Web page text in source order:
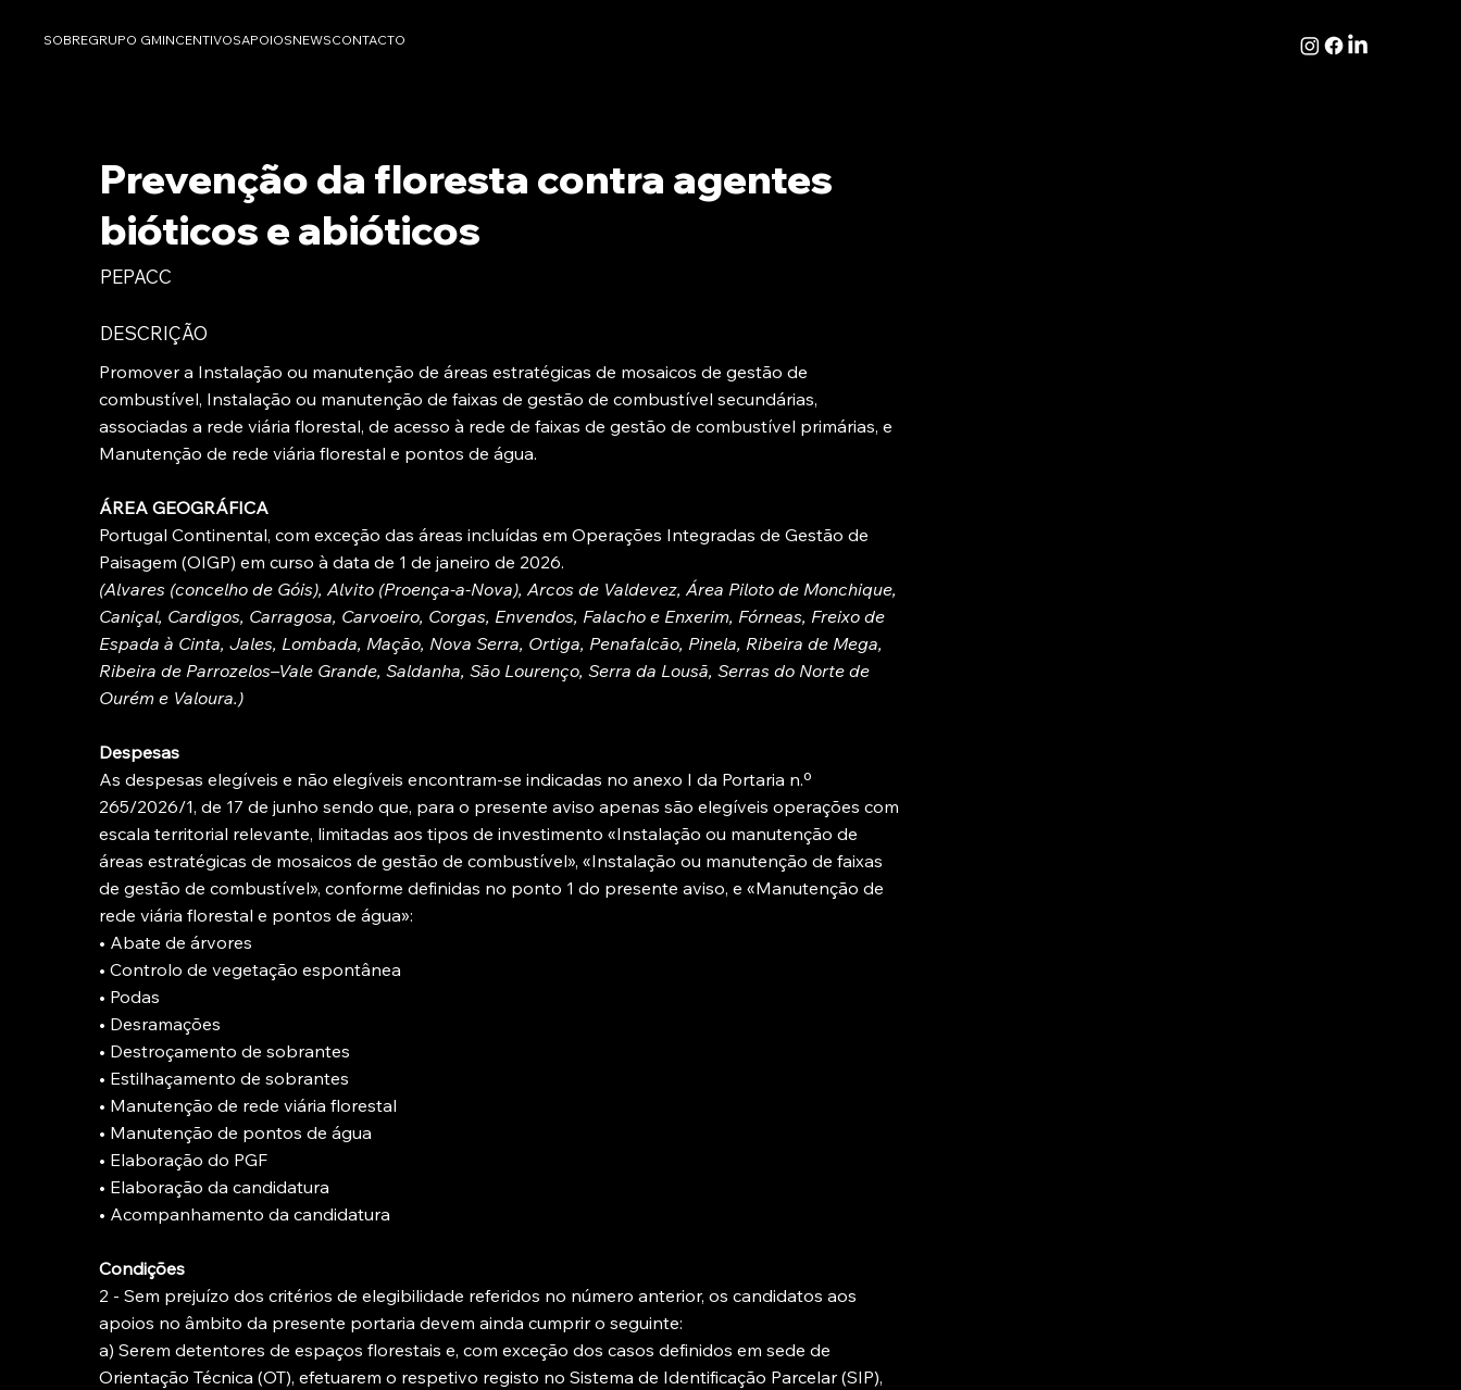
SOBREGRUPO GMINCENTIVOSAPOIOSNEWSCONTACTO
Prevenção da floresta contra agentes
bióticos e abióticos
PEPACC
DESCRIÇÃO
Promover a Instalação ou manutenção de áreas estratégicas de mosaicos de gestão de
combustível, Instalação ou manutenção de faixas de gestão de combustível secundárias,
associadas a rede viária florestal, de acesso à rede de faixas de gestão de combustível primárias, e
Manutenção de rede viária florestal e pontos de água.
ÁREA GEOGRÁFICA
Portugal Continental, com exceção das áreas incluídas em Operações Integradas de Gestão de
Paisagem (OIGP) em curso à data de 1 de janeiro de 2026.
(Alvares (concelho de Góis), Alvito (Proença-a-Nova), Arcos de Valdevez, Área Piloto de Monchique,
Caniçal, Cardigos, Carragosa, Carvoeiro, Corgas, Envendos, Falacho e Enxerim, Fórneas, Freixo de
Espada à Cinta, Jales, Lombada, Mação, Nova Serra, Ortiga, Penafalcão, Pinela, Ribeira de Mega,
Ribeira de Parrozelos–Vale Grande, Saldanha, São Lourenço, Serra da Lousã, Serras do Norte de
Ourém e Valoura.)
Despesas
As despesas elegíveis e não elegíveis encontram-se indicadas no anexo I da Portaria n.º
265/2026/1, de 17 de junho sendo que, para o presente aviso apenas são elegíveis operações com
escala territorial relevante, limitadas aos tipos de investimento «Instalação ou manutenção de
áreas estratégicas de mosaicos de gestão de combustível», «Instalação ou manutenção de faixas
de gestão de combustível», conforme definidas no ponto 1 do presente aviso, e «Manutenção de
rede viária florestal e pontos de água»:
• Abate de árvores
• Controlo de vegetação espontânea
• Podas
• Desramações
• Destroçamento de sobrantes
• Estilhaçamento de sobrantes
• Manutenção de rede viária florestal
• Manutenção de pontos de água
• Elaboração do PGF
• Elaboração da candidatura
• Acompanhamento da candidatura
Condições
2 - Sem prejuízo dos critérios de elegibilidade referidos no número anterior, os candidatos aos
apoios no âmbito da presente portaria devem ainda cumprir o seguinte:
a) Serem detentores de espaços florestais e, com exceção dos casos definidos em sede de
Orientação Técnica (OT), efetuarem o respetivo registo no Sistema de Identificação Parcelar (SIP),